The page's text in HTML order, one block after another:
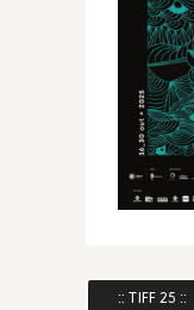
:: TIFF 25 ::